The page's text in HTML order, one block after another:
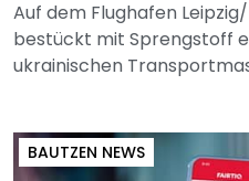
Auf dem Flughafen
bestückt mit Sprengstoff
ukrainischen
BAUTZEN NEWS